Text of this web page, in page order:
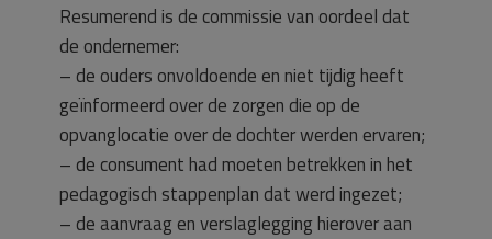
Resumerend is de commissie van oordeel dat
de ondernemer:
– de ouders onvoldoende en niet tijdig heeft
geïnformeerd over de zorgen die op de
opvanglocatie over de dochter werden ervaren;
– de consument had moeten betrekken in het
pedagogisch stappenplan dat werd ingezet;
– de aanvraag en verslaglegging hierover aan